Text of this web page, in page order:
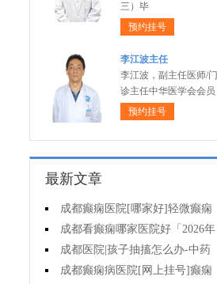
三）毕
预约挂号
李江波主任
李江波，副主任医师/门
诊主任中华医学会会员
预约挂号
最新文章
成都癫痫医院[哪家好]轻微癫痫
可以不治疗吗?
成都看癫痫哪家医院好「2026年
度公布」癫痫发作时要做什么?
成都医院|孩子抽搐怎么办-中药
能治疗癫痫吗?
成都癫痫病医院[网上挂号]癫痫